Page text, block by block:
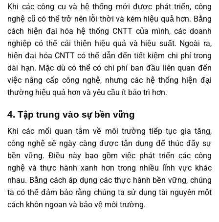
Khi các công cụ và hệ thống mới được phát triển, công
nghệ cũ có thể trở nên lỗi thời và kém hiệu quả hơn. Bằng
cách hiện đại hóa hệ thống CNTT của mình, các doanh
nghiệp có thể cải thiện hiệu quả và hiệu suất. Ngoài ra,
hiện đại hóa CNTT có thể dẫn đến tiết kiệm chi phí trong
dài hạn. Mặc dù có thể có chi phí ban đầu liên quan đến
việc nâng cấp công nghệ, nhưng các hệ thống hiện đại
thường hiệu quả hơn và yêu cầu ít bảo trì hơn.
4. Tập trung vào sự bền vững
Khi các mối quan tâm về môi trường tiếp tục gia tăng,
công nghệ sẽ ngày càng được tận dụng để thúc đẩy sự
bền vững. Điều này bao gồm việc phát triển các công
nghệ và thực hành xanh hơn trong nhiều lĩnh vực khác
nhau. Bằng cách áp dụng các thực hành bền vững, chúng
ta có thể đảm bảo rằng chúng ta sử dụng tài nguyên một
cách khôn ngoan và bảo vệ môi trường.